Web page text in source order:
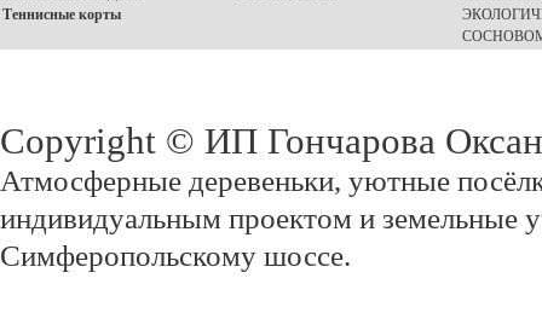
Теннисные корты
Copyright © ИП Гончарова
Атмосферные деревеньки, уютные
индивидуальным проектом и земельные
Симферопольскому шоссе.